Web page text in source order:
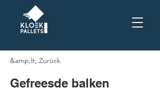
&amp;lt; Zurück
Gefreesde balken